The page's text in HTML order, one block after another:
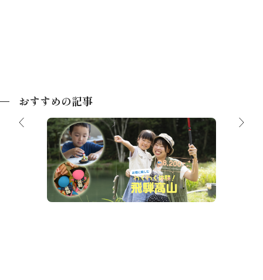
おすすめの記事
最大8,200円分クーポン！わくわく体
験！飛騨高山2026